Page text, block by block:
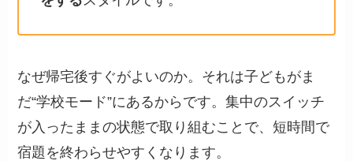
なぜ帰宅後すぐがよいのか。それは子どもがま
だ“学校モード”にあるからです。集中のスイッチ
が入ったままの状態で取り組むことで、短時間で
宿題を終わらせやすくなります。